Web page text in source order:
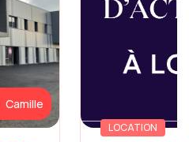
Camille
LOCATION